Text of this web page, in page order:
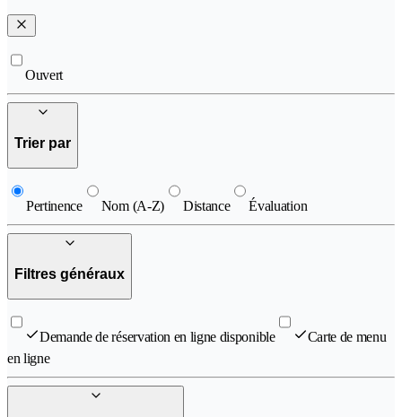
Ouvert
Trier par
Pertinence Nom (A-Z) Distance Évaluation
Filtres généraux
Demande de réservation en ligne disponible
Carte de menu
en ligne